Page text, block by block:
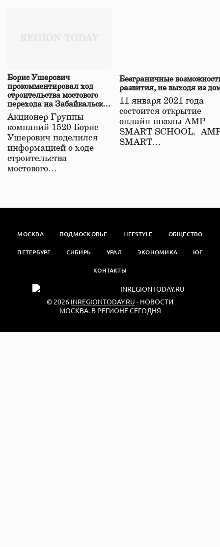
Борис Ушерович
прокомментировал ход
строительства мостового
перехода на Забайкальской
железной дороге
Акционер Группы
компаний 1520 Борис
Ушерович поделился
информацией о ходе
строительства
мостового…
Безграничные
развития, не выходя из
11 января 2021 года
состоится открытие
онлайн-школы АМР
SMART SCHOOL.
SMART…
МОСКВА ПОДМОСКОВЬЕ LIFESTYLE ОБЩЕСТВО
ПЕТЕРБУРГ СИБИРЬ УРАЛ ЭКОНОМИКА ЮГ
КОНТАКТЫ
© 2026 INREGIONTODAY.RU - НОВОСТИ
МОСКВА. В РЕГИОНЕ СЕГОДНЯ